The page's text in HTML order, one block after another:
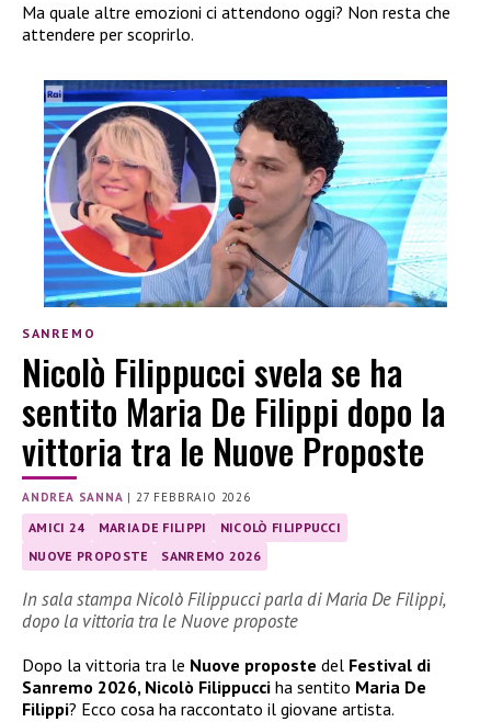
Ma quale altre emozioni ci attendono oggi? Non resta che
attendere per scoprirlo.
SANREMO
Nicolò Filippucci svela se ha
sentito Maria De Filippi dopo la
vittoria tra le Nuove Proposte
ANDREA SANNA | 27 FEBBRAIO 2026
AMICI 24 MARIA DE FILIPPI
NICOLÒ FILIPPUCCI
NUOVE PROPOSTE
SANREMO 2026
In sala stampa Nicolò Filippucci parla di Maria De Filippi,
dopo la vittoria tra le Nuove proposte
Dopo la vittoria tra le Nuove proposte del Festival di
Sanremo 2026, Nicolò Filippucci ha sentito Maria De
Filippi? Ecco cosa ha raccontato il giovane artista.